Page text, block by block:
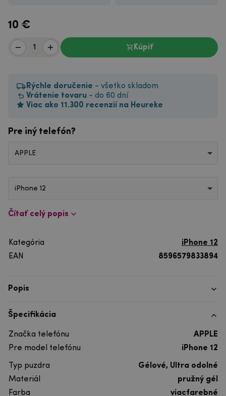
10 €
Kúpiť
Rýchle doručenie - všetko skladom
Vrátenie tovaru - do 60 dní
Viac ako 11.300 recenzií na Heureke
Pre iný telefón?
APPLE
iPhone 12
Čítať celý popis
Kategória
iPhone 12
EAN
8596579833894
Popis
Špecifikácia
Značka telefónu
APPLE
Pre model telefónu
iPhone 12
Typ puzdra
Gélové, Ultra odolné
Materiál
pružný gél
Farba
viacfarebné